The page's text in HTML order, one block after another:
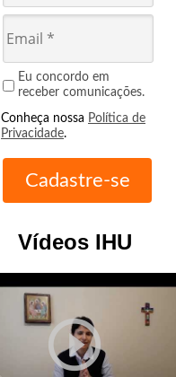
Eu concordo em
receber comunicações.
Conheça nossa Política de
Privacidade.
Vídeos IHU
play_circle_outline